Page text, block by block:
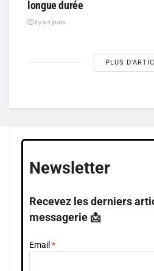
longue durée
il y a 4 jours
PLUS
Newsletter
Recevez les derniers
messagerie 📩
Email